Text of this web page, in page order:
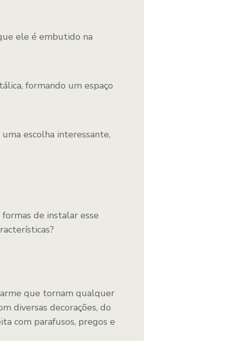
ele é embutido na
formando um espaço
escolha interessante,
de instalar esse
que tornam qualquer
diversas decorações, do
com parafusos, pregos e